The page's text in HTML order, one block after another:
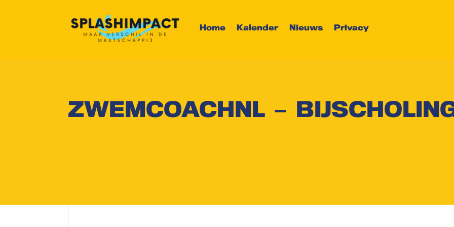
Home Kalender Nieuws Privacy
ZWEMCOACHNL –